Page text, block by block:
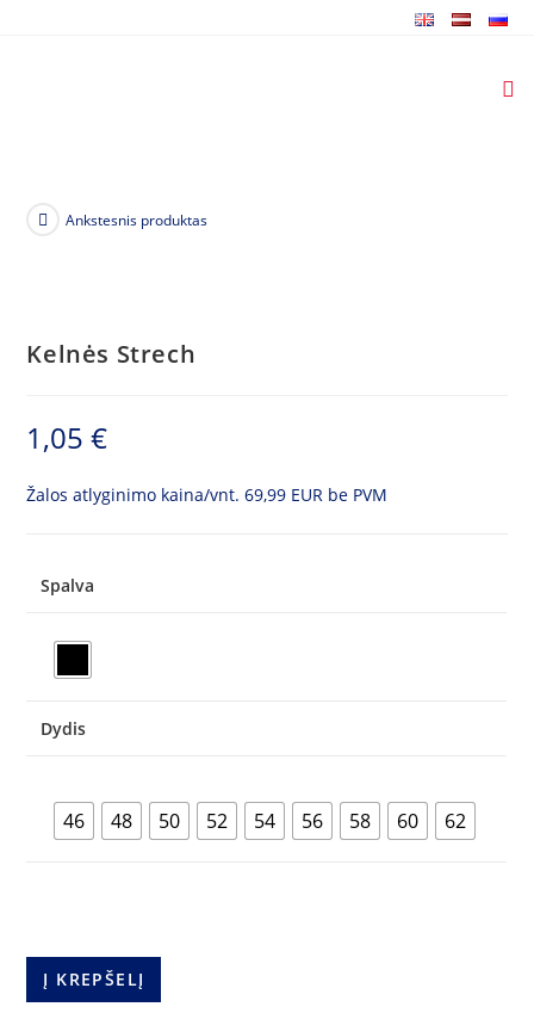
content
Ankstesnis produktas
Kelnės Strech
1,05€
Žalos atlyginimo kaina/vnt. 69,99 EUR be PVM
Spalva
Dydis
46 48 50 52 54 56 58 60 62
produkto
kiekis:
Į KREPŠELĮ